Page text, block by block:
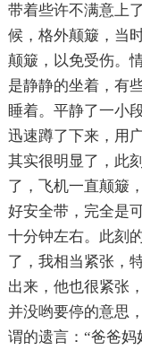
带着些许不满意上
候，格外颠簸，当
颠簸，以免受伤。
是静静的坐着，有
睡着。平静了一小
迅速蹲了下来，用
其实很明显了，此
了，飞机一直颠簸
好安全带，完全是
十分钟左右。此刻
了，我相当紧张，
出来，他也很紧张
并没哟要停的意思
谓的遗言：“爸爸